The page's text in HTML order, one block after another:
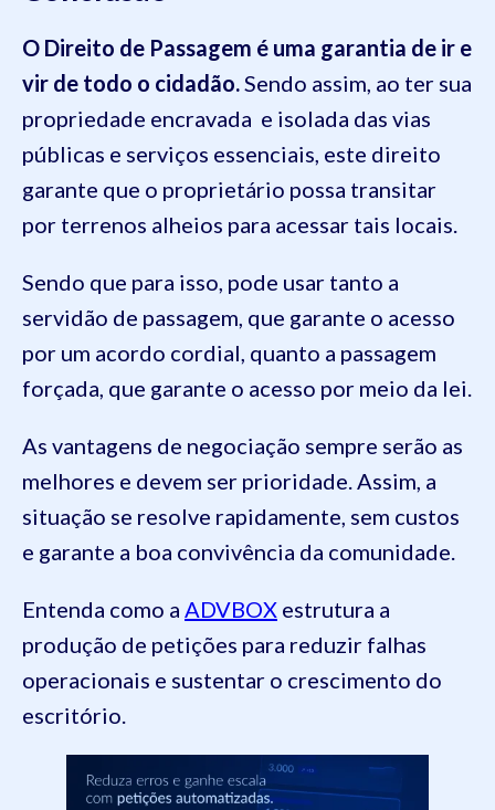
O Direito de Passagem é uma garantia de ir e
vir de todo o cidadão.Sendo assim, ao ter sua
propriedade encravada e isolada das vias
públicas e serviços essenciais, este direito
garante que o proprietário possa transitar
por terrenos alheios para acessar tais locais.
Sendo que para isso, pode usar tanto a
servidão de passagem, que garante o acesso
por um acordo cordial, quanto a passagem
forçada, que garante o acesso por meio da lei.
As vantagens de negociação sempre serão as
melhores e devem ser prioridade. Assim, a
situação se resolve rapidamente, sem custos
e garante a boa convivência da comunidade.
Entenda como a ADVBOX estrutura a
produção de petições para reduzir falhas
operacionais e sustentar o crescimento do
escritório.